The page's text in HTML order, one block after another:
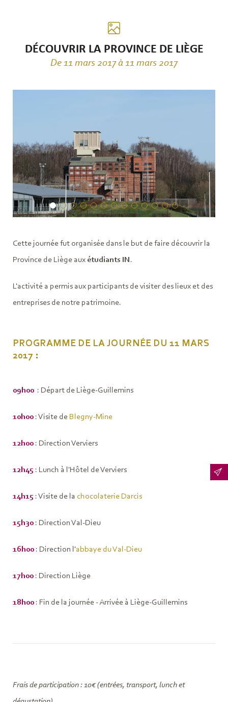
DÉCOUVRIR LA PROVINCE DE LIÈGE
De 11 mars 2017 à 11 mars 2017
Cette journée fut organisée dans le but de faire découvrir la
Province de Liège aux étudiants IN .
L'activité a permis aux participants de visiter des lieux et des
entreprises de notre patrimoine.
PROGRAMME DE LA JOURNÉE DU 11 MARS
2017 :
09h00 : Départ de Liège-Guillemins
10h00 : Visite de Blegny-Mine
12h00 : Direction Verviers
12h45 : Lunch à l'Hôtel de Verviers
14h15 : Visite de la chocolaterie Darcis
15h30 : Direction Val-Dieu
16h00 : Direction l'abbaye du Val-Dieu
17h00 : Direction Liège
18h00 : Fin de la journée - Arrivée à Liège-Guillemins
Frais de participation : 10€ (entrées, transport, lunch et